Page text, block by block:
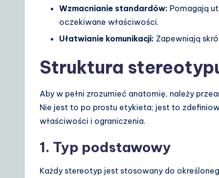
Wzmacnianie standardów: Pomagają
oczekiwane właściwości.
Ułatwianie komunikacji: Zapewniają
Struktura
Aby w pełni zrozumieć anatomię, należy
Nie jest to po prostu etykieta; jest to
właściwości i ograniczenia.
1. Typ podstawowy
Każdy stereotyp jest stosowany do